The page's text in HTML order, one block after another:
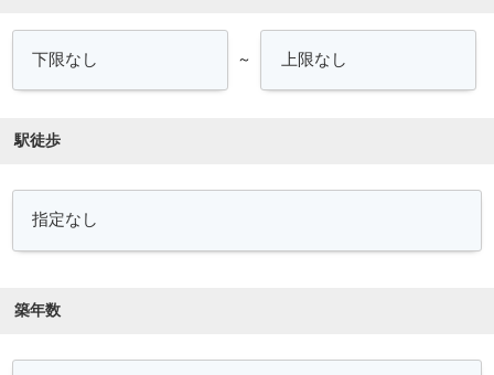
～
駅徒歩
築年数